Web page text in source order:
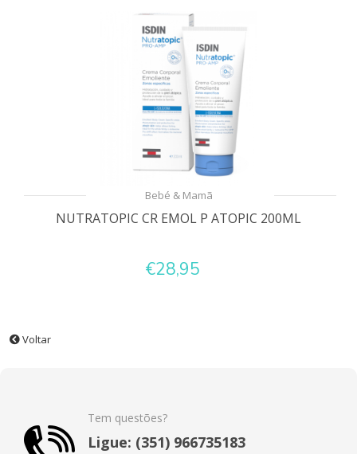
Bebé & Mamã
NUTRATOPIC CR EMOL P ATOPIC 200ML
€28,95
Voltar
Tem questões?
Ligue: (351) 966735183